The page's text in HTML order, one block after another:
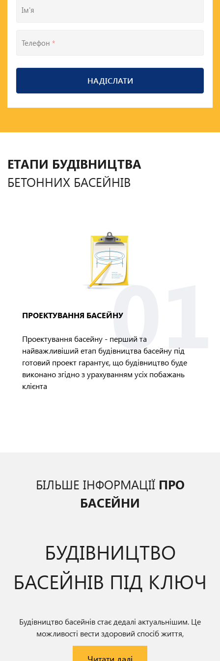
Ім'я
Телефон *
НАДІСЛАТИ
ЕТАПИ БУДІВНИЦТВА
БЕТОННИХ БАСЕЙНІВ
ПРОЕКТУВАННЯ БАСЕЙНУ
Проектування басейну - перший та
найважливіший етап будівництва басейну під
готовий проект гарантує, що будівництво буде
виконано згідно з урахуванням усіх побажань
клієнта
БІЛЬШЕ ІНФОРМАЦІЇ ПРО
БАСЕЙНИ
БУДІВНИЦТВО
БАСЕЙНІВ ПІД КЛЮЧ
Будівництво басейнів стає дедалі актуальнішим. Це
можливості вести здоровий спосіб життя,
дбати про підтримку бадьорості тіла та духу, приємно
проводити дозвілля. Обладнавши басейн, спортивну